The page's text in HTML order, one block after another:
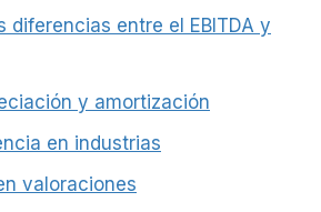
diferencias entre el EBITDA y
y amortización
en industrias
valoraciones